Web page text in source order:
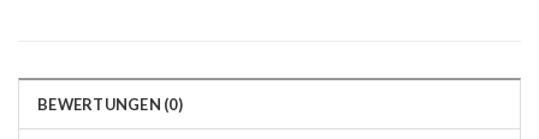
BEWERTUNGEN (0)